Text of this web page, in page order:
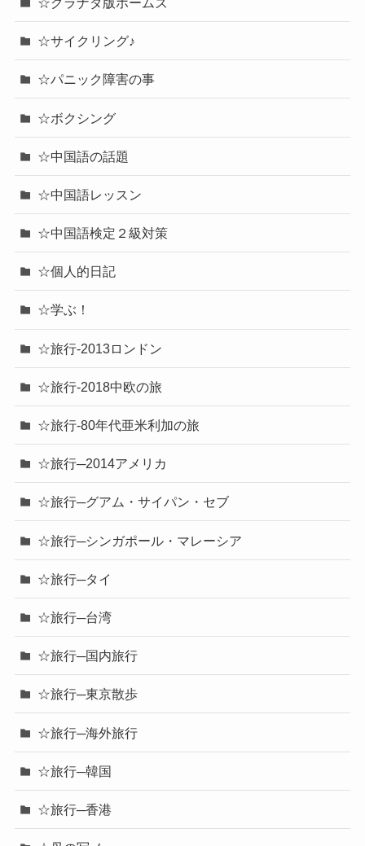
☆サイクリング♪
☆パニック障害の事
☆ボクシング
☆中国語の話題
☆中国語レッスン
☆中国語検定２級対策
☆個人的日記
☆学ぶ！
☆旅行-2013ロンドン
☆旅行-2018中欧の旅
☆旅行-80年代亜米利加の旅
☆旅行─2014アメリカ
☆旅行─グアム・サイパン・セブ
☆旅行─シンガポール・マレーシア
☆旅行─タイ
☆旅行─台湾
☆旅行─国内旅行
☆旅行─東京散歩
☆旅行─海外旅行
☆旅行─韓国
☆旅行─香港